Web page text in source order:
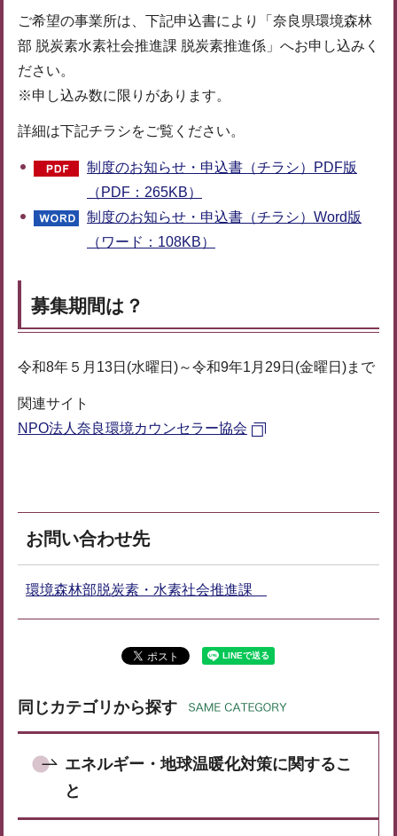
ご希望の事業所は、下記申込書により「奈良県環境森林
部 脱炭素水素社会推進課 脱炭素推進係」へお申し込みく
ださい。
※申し込み数に限りがあります。
詳細は下記チラシをご覧ください。
制度のお知らせ・申込書（チラシ）PDF版
（PDF：265KB）
制度のお知らせ・申込書（チラシ）Word版
（ワード：108KB）
募集期間は？
令和8年５月13日(水曜日)～令和9年1月29日(金曜日)まで
関連サイト
NPO法人奈良環境カウンセラー協会
お問い合わせ先
環境森林部脱炭素・水素社会推進課
同じカテゴリから探す
エネルギー・地球温暖化対策に関するこ
と